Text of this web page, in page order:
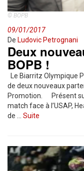
© BOPB
09/01/2017
De Ludovic Petrognani
Deux
BOPB !
Le Biarritz Olympique
de deux nouveaux
Promotion. Présent
match face à l’USAP,
de … Suite